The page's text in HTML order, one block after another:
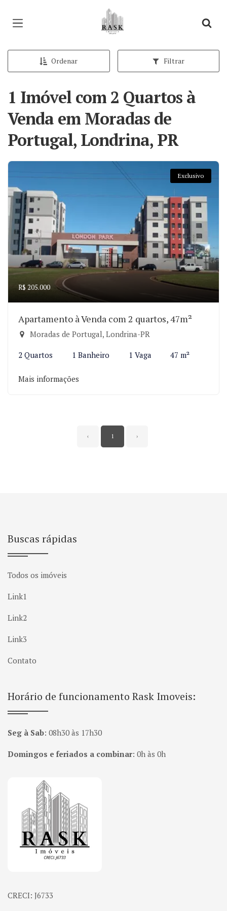
Página inicial
Ordenar Filtrar
1 Imóvel com 2 Quartos à
Venda em Moradas de
Portugal, Londrina, PR
Exclusivo
R$ 205.000
Apartamento à Venda com 2 quartos, 47m²
Moradas de Portugal, Londrina-PR
2 Quartos 1 Banheiro 1 Vaga 47 m²
Mais informações
‹ 1 ›
Buscas rápidas
Todos os imóveis
Link1
Link2
Link3
Contato
Horário de funcionamento Rask Imoveis:
Seg à Sab: 08h30 às 17h30
Domingos e feriados a combinar: 0h às 0h
Página inicial
CRECI: J6733